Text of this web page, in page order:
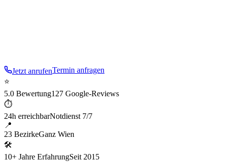
Jetzt anrufenTermin anfragen
⭐
5.0 Bewertung127 Google-Reviews
⏱
24h erreichbarNotdienst 7/7
📍
23 BezirkeGanz Wien
🛠
10+ Jahre ErfahrungSeit 2015